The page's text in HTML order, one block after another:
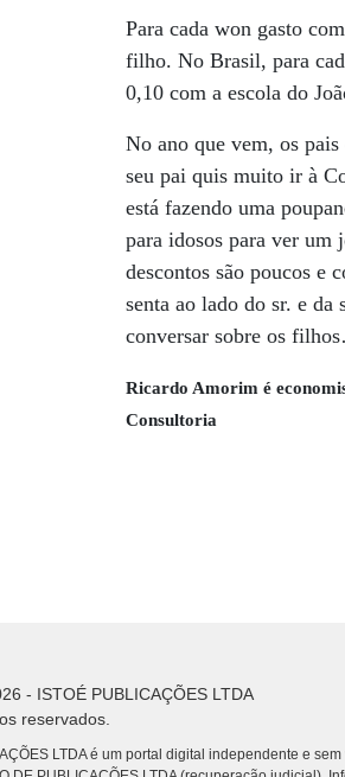
Para cada won gasto
filho. No Brasil, para
0,10 com a escola do
No ano que vem, os
seu pai quis muito ir à
está fazendo uma
para idosos para ver um
descontos são poucos e
senta ao lado do sr. e da
conversar sobre os
Ricardo Amorim é
Consultoria
- ISTOÉ PUBLICAÇÕES LTDA
reservados.
LTDA é um portal digital independente e